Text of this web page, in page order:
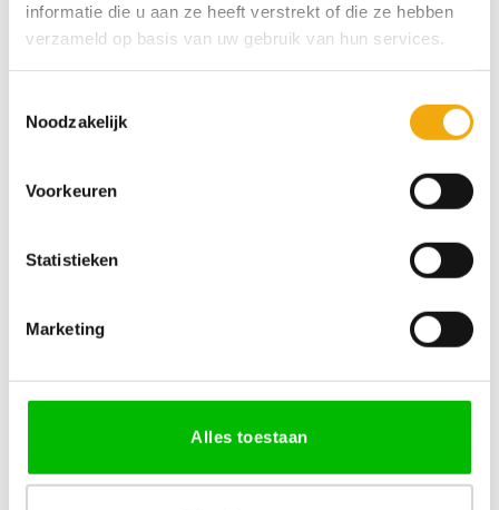
informatie die u aan ze heeft verstrekt of die ze hebben
verzameld op basis van uw gebruik van hun services.
Noodzakelijk
Voorkeuren
Statistieken
Marketing
Alles toestaan
Toevoegen aan winkelwagen
Tags:diepmat,Strak & Modern
MDF
LEVERTIJD